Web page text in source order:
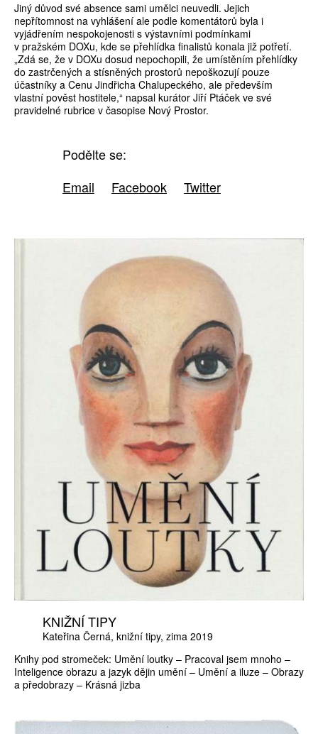
Jiný důvod své absence sami umělci neuvedli. Jejich
nepřítomnost na vyhlášení ale podle komentátorů byla i
vyjádřením nespokojenosti s výstavními podmínkami
v pražském DOXu, kde se přehlídka finalistů konala již potřetí.
„Zdá se, že v DOXu dosud nepochopili, že umístěním přehlídky
do zastrčených a stísněných prostorů nepoškozují pouze
účastníky a Cenu Jindřicha Chalupeckého, ale především
vlastní pověst hostitele,“ napsal kurátor Jiří Ptáček ve své
pravidelné rubrice v časopise Nový Prostor.
Podělte se:
Email
Facebook Twitter
KNIŽNÍ TIPY
Kateřina Černá knižní tipy zima 2019
Knihy pod stromeček: Umění loutky – Pracoval jsem mnoho –
Inteligence obrazu a jazyk dějin umění – Umění a iluze – Obrazy
a předobrazy – Krásná jizba